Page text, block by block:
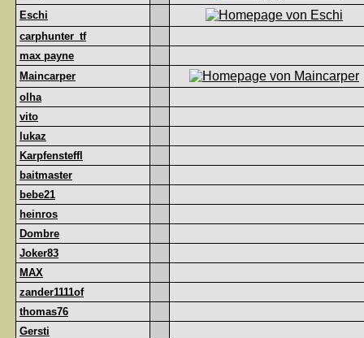
Eschi
carphunter_tf
max payne
Maincarper
olha
vito
lukaz
Karpfensteffl
baitmaster
bebe21
heinros
Dombre
Joker83
MAX
zander1111of
thomas76
Gersti